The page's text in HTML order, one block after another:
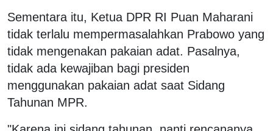
Sementara itu, Ketua DPR RI Puan Maharani
tidak terlalu mempermasalahkan Prabowo yang
tidak mengenakan pakaian adat. Pasalnya,
tidak ada kewajiban bagi presiden
menggunakan pakaian adat saat Sidang
Tahunan MPR.